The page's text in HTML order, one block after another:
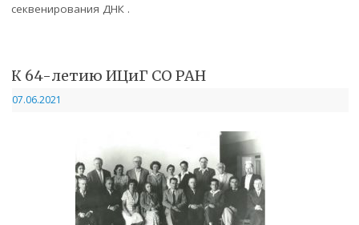
секвенирования ДНК .
К 64-летию ИЦиГ СО РАН
07.06.2021